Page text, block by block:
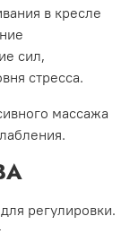
в кресле
сил,
стресса.
массажа
регулировки.